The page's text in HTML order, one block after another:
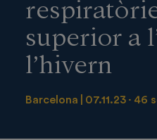
superior a
l’hivern
Barcelona 07.11.23 46